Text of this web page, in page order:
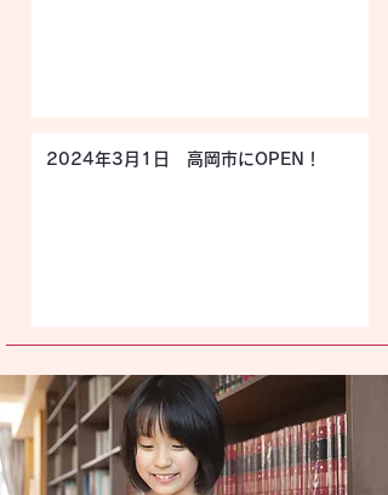
2024年3月1日 高岡市にOPEN！